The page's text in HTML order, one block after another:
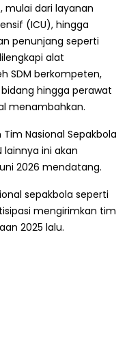
mulai dari layanan
(ICU), hingga
penunjang seperti
alat
SDM berkompeten,
hingga perawat
menambahkan.
Tim Nasional Sepakbola
lainnya ini akan
2026 mendatang.
sepakbola seperti
mengirimkan tim
2025 lalu.